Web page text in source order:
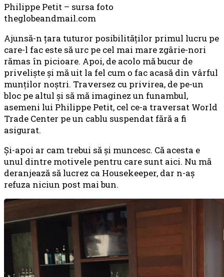
Philippe Petit – sursa foto
theglobeandmail.com
Ajunsă-n ţara tuturor posibilităţilor primul lucru pe
care-l fac este să urc pe cel mai mare zgârie-nori
rămas în picioare. Apoi, de acolo mă bucur de
privelişte şi mă uit la fel cum o fac acasă din vârful
munţilor noştri. Traversez cu privirea, de pe-un
bloc pe altul şi să mă imaginez un funambul,
asemeni lui Philippe Petit, cel ce-a traversat World
Trade Center pe un cablu suspendat fără a fi
asigurat.
Şi-apoi ar cam trebui să şi muncesc. Că acesta e
unul dintre motivele pentru care sunt aici. Nu mă
deranjează să lucrez ca Housekeeper, dar n-aş
refuza niciun post mai bun.